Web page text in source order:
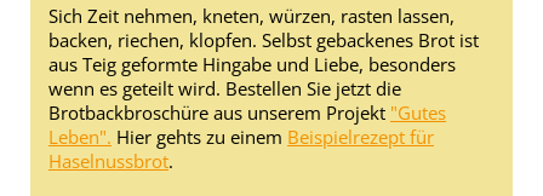
Sich Zeit nehmen, kneten, würzen, rasten lassen,
backen, riechen, klopfen. Selbst gebackenes Brot ist
aus Teig geformte Hingabe und Liebe, besonders
wenn es geteilt wird. Bestellen Sie jetzt die
Brotbackbroschüre aus unserem Projekt "Gutes
Leben". Hier gehts zu einem Beispielrezept für
Haselnussbrot.